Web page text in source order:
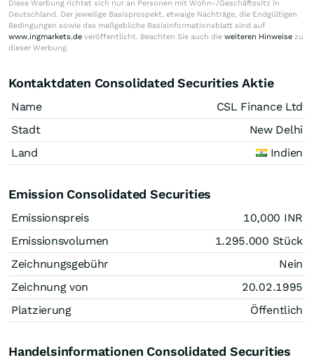
Diese Werbung richtet sich nur an Personen mit Wohn-/Geschäftssitz in
Deutschland. Der jeweilige Basisprospekt, etwaige Nachträge, die Endgültigen
Bedingungen sowie das maßgebliche Basisinformationsblatt sind auf
www.ingmarkets.de veröffentlicht. Beachten Sie auch die weiteren Hinweise zu
dieser Werbung.
Kontaktdaten Consolidated Securities Aktie
Name
CSL Finance Ltd
Stadt
New Delhi
Land
Indien
Emission Consolidated Securities
Emissionspreis 10,000 INR
Emissionsvolumen
1.295.000 Stück
Zeichnungsgebühr
Nein
Zeichnung von
20.02.1995
Platzierung
Öffentlich
Handelsinformationen Consolidated Securities